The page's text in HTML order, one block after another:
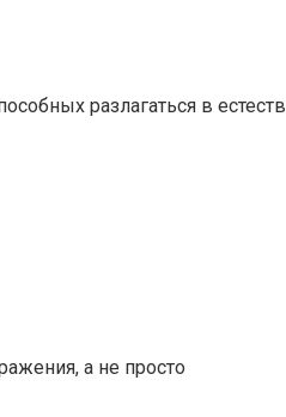
разлагаться в
а не просто